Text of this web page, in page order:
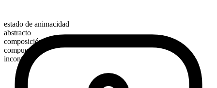
estado de animacidad
abstracto
composición morfológica
compuesto
incontable